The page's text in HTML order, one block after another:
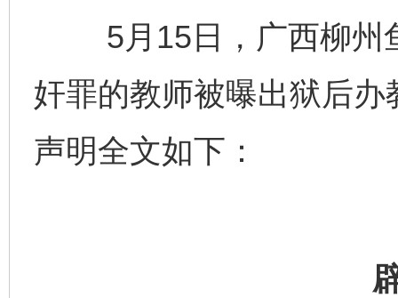
5月15日，广西柳州鱼
奸罪的教师被曝出狱后办
声明全文如下：